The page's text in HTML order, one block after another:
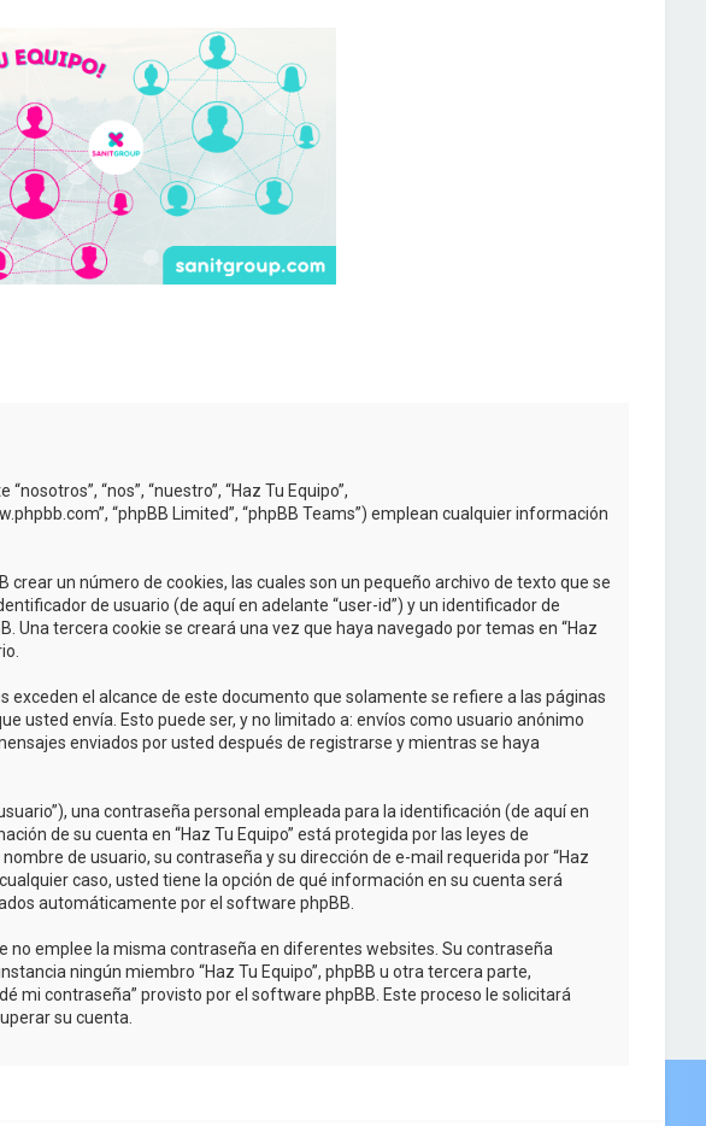
“nos”, “nuestro”, “Haz Tu Equipo”,
“phpBB Limited”, “phpBB Teams”) emplean cualquier información
un número de cookies, las cuales son un pequeño archivo de texto que se
de usuario (de aquí en adelante “user-id”) y un identificador de
tercera cookie se creará una vez que haya navegado por temas en “Haz
el alcance de este documento que solamente se refiere a las páginas
usted envía. Esto puede ser, y no limitado a: envíos como usuario anónimo
enviados por usted después de registrarse y mientras se haya
una contraseña personal empleada para la identificación (de aquí en
de su cuenta en “Haz Tu Equipo” está protegida por las leyes de
de usuario, su contraseña y su dirección de e-mail requerida por “Haz
caso, usted tiene la opción de qué información en su cuenta será
automáticamente por el software phpBB.
emplee la misma contraseña en diferentes websites. Su contraseña
ningún miembro “Haz Tu Equipo”, phpBB u otra tercera parte,
mi contraseña” provisto por el software phpBB. Este proceso le solicitará
su cuenta.